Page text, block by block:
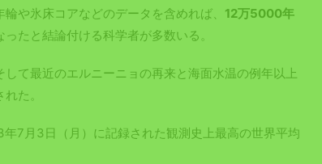
や氷床コアなどのデータを含めれば、 12万5000年
ったと結論付ける科学者が多数いる。
て最近のエルニーニョの再来と海面水温の例年以上
た。
7月3日（月）に記録された観測史上最高の世界平均